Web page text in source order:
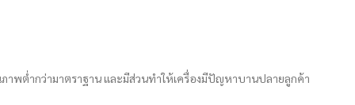
าพต่ำกว่ามาตราฐาน และมีส่วนทำให้เครื่องมีปัญหาบานปลายลูกค้า